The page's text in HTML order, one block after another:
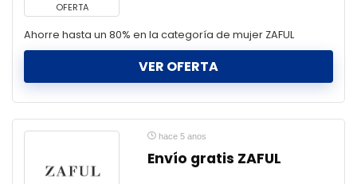
OFERTA
Ahorre hasta un 80% en la categoría de mujer ZAFUL
VER OFERTA
hace 5 anos
Envío gratis ZAFUL